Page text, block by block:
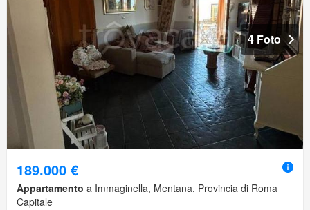
4 Foto
189.000 €
Appartamento a Immaginella, Mentana, Provincia di Roma
Capitale